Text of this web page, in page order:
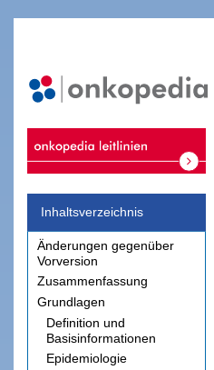
Inhaltsverzeichnis
Änderungen gegenüber
Vorversion
Zusammenfassung
Grundlagen
Definition und
Basisinformationen
Epidemiologie